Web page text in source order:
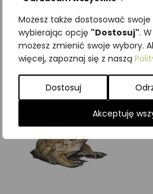
Możesz także dostosować
wybierając opcję "Dostosuj".
możesz zmienić swoje wybory.
więcej, zapoznaj się z naszą
Dostosuj
Akceptuję
dni: 65,00
SKU:
Podobne produkty